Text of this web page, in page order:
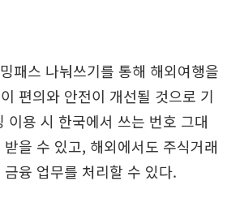
패스 나눠쓰기를 통해 해외여행을
편의와 안전이 개선될 것으로 기
이용 시 한국에서 쓰는 번호 그대
을 수 있고, 해외에서도 주식거래
융 업무를 처리할 수 있다.